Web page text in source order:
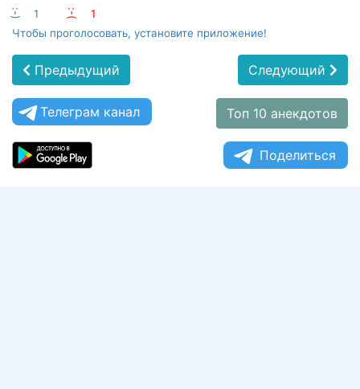
:-) 1 :-(
1
Чтобы проголосовать, установите приложение!
Предыдущий Следующий
Телеграм канал Топ 10 анекдотов
Поделиться